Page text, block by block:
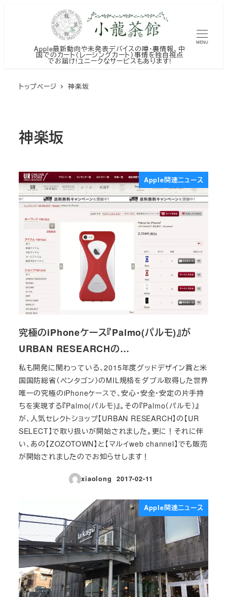
Apple最新動向や未発表デバイスの噂・裏情報、中
国でのカート（レーシングカート）事情を独自視点
でお届け!ユニークなサービスもあります!
MENU
トップページ 神楽坂
神楽坂
Apple関連ニュース
究極のiPhoneケース『Palmo(パルモ)』が
URBAN RESEARCHの…
私も開発に関わっている、2015年度グッドデザイン賞と米
国国防総省（ペンタゴン）のMIL規格をダブル取得した世界
唯一の究極のiPhoneケースで、安心・安全・安定の片手持
ちを実現する『Palmo(パルモ)』。その『Palmo（パルモ）』
が、人気セレクトショップ【URBAN RESEARCH】の【UR
SELECT】で取り扱いが開始されました。更に！それに伴
い、あの【ZOZOTOWN】と【マルイweb channel】でも販売
が開始されましたのでお知らせします！
xiaolong
投稿日
2017-02-11
Apple関連ニュース